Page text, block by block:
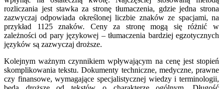
rozliczania jest stawka za stronę tłumaczenia, gdzie jedna strona
zazwyczaj odpowiada określonej liczbie znaków ze spacjami, na
przykład 1125 znaków. Ceny za stronę mogą się różnić w
zależności od pary językowej – tłumaczenia bardziej egzotycznych
języków są zazwyczaj droższe.
Kolejnym ważnym czynnikiem wpływającym na cenę jest stopień
skomplikowania tekstu. Dokumenty techniczne, medyczne, prawne
czy finansowe, wymagające specjalistycznej wiedzy i terminologii,